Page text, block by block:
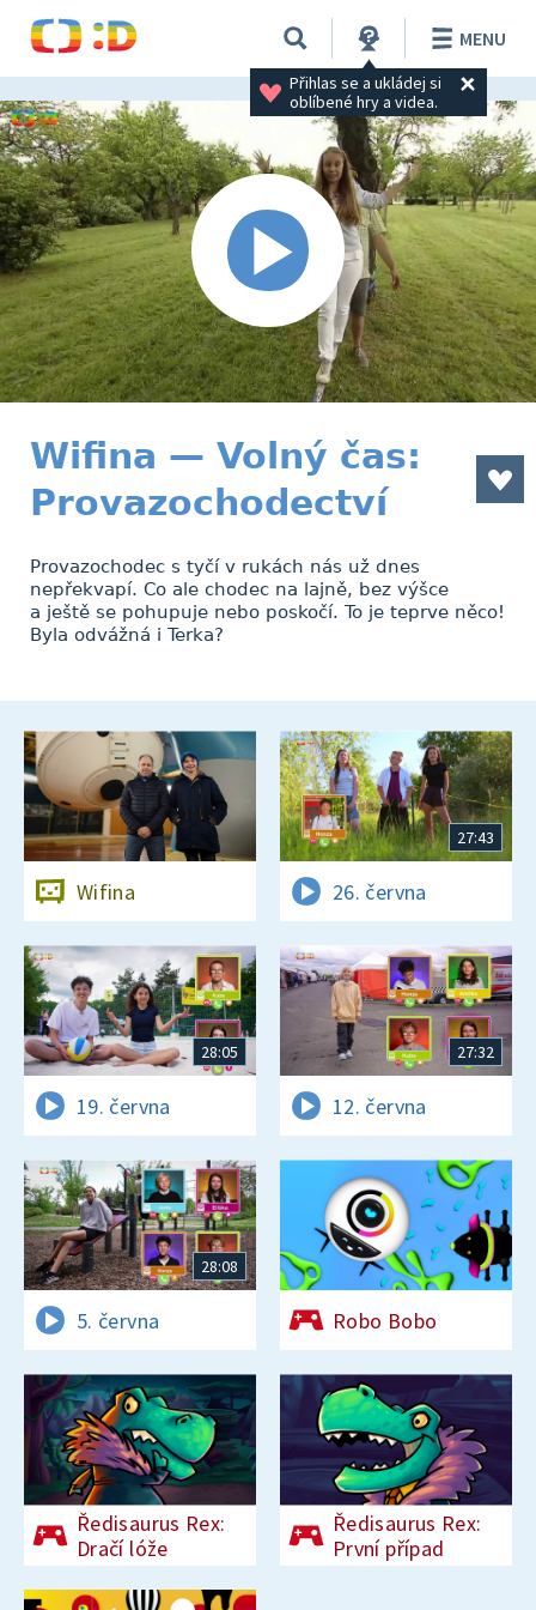
Přihlas se a ukládej si
oblíbené hry a videa.
MENU
Wifina — Volný čas:
Provazochodectví
Provazochodec s tyčí v rukách nás už dnes
nepřekvapí. Co ale chodec na lajně, bez výšce
a ještě se pohupuje nebo poskočí. To je teprve něco!
Byla odvážná i Terka?
Wifina
27:43
26. června
28:05
19. června
27:32
12. června
28:08
5. června Robo Bobo
Ředisaurus Rex:
Dračí lóže
Ředisaurus Rex:
První případ